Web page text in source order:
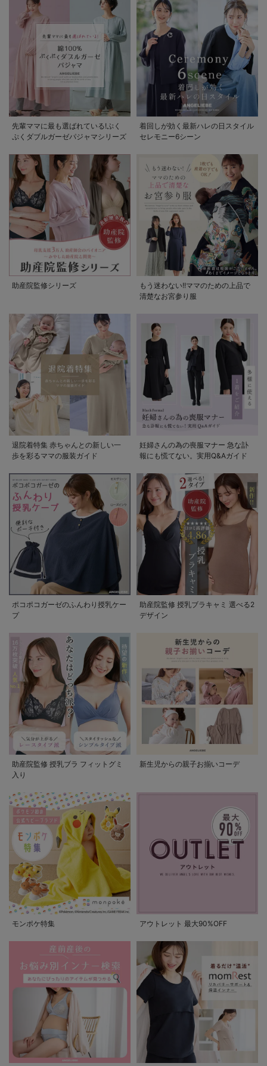
先輩ママに最も選ばれている!ぷく
ぷくダブルガーゼパジャマシリーズ
着回しが効く最新ハレの日スタイル
セレモニー6シーン
助産院監修シリーズ
もう迷わない!!ママのための上品で
清楚なお宮参り服
退院着特集 赤ちゃんとの新しい一
歩を彩るママの服装ガイド
妊婦さんの為の喪服マナー 急な訃
報にも慌てない。実用Q&Aガイド
ポコポコガーゼのふんわり授乳ケー
プ
助産院監修 授乳ブラキャミ 選べる2
デザイン
助産院監修 授乳ブラ フィットグミ
入り
新生児からの親子お揃いコーデ
モンポケ特集 アウトレット 最大90%OFF